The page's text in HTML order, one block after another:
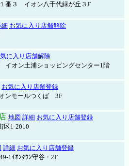
番３ イオン八千代緑が丘３F
細 お気に入り店舗解除
に入り店舗解除
オン土浦ショッピングセンター1階
お気に入り店舗登録
ンモールつくば 3F
地図 詳細 お気に入り店舗登録
区1-2010
詳細 お気に入り店舗登録
1ｲｵﾝﾀｳﾝ守谷・2F